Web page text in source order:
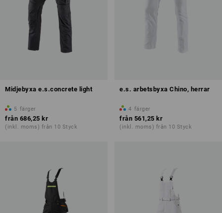
Midjebyxa e.s.concrete light
5 färger
från 686,25 kr
(inkl. moms) från 10 Styck
e.s. arbetsbyxa Chino, herrar
4 färger
från 561,25 kr
(inkl. moms) från 10 Styck